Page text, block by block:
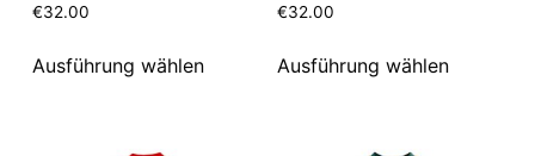
€32.00
Ausführung wählen
€32.00
Ausführung wählen